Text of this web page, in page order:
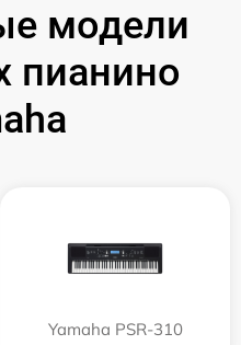
модели
пианино
Yamaha PSR-310